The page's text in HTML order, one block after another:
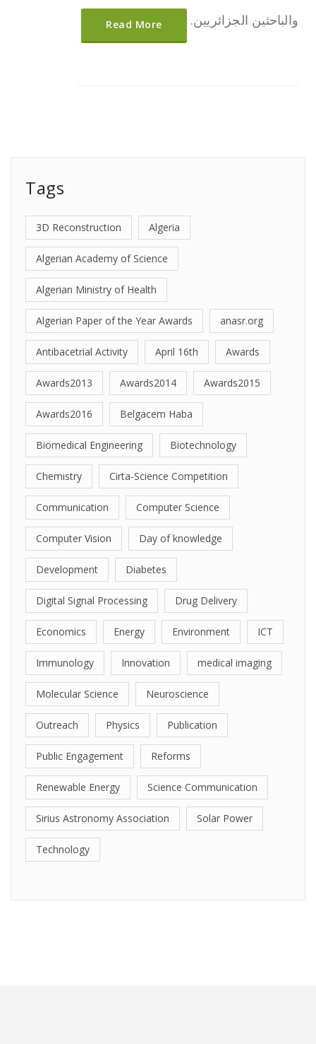
والباحثين الجزائريين.
Read More
Tags
3D Reconstruction Algeria
Algerian Academy of Science
Algerian Ministry of Health
Algerian Paper of the Year Awards anasr.org
Antibacetrial Activity April 16th Awards
Awards2013 Awards2014 Awards2015
Awards2016 Belgacem Haba
Biomedical Engineering Biotechnology
Chemistry Cirta-Science Competition
Communication Computer Science
Computer Vision Day of knowledge
Development Diabetes
Digital Signal Processing Drug Delivery
Economics Energy Environment ICT
Immunology Innovation medical imaging
Molecular Science Neuroscience
Outreach Physics Publication
Public Engagement Reforms
Renewable Energy Science Communication
Sirius Astronomy Association Solar Power
Technology